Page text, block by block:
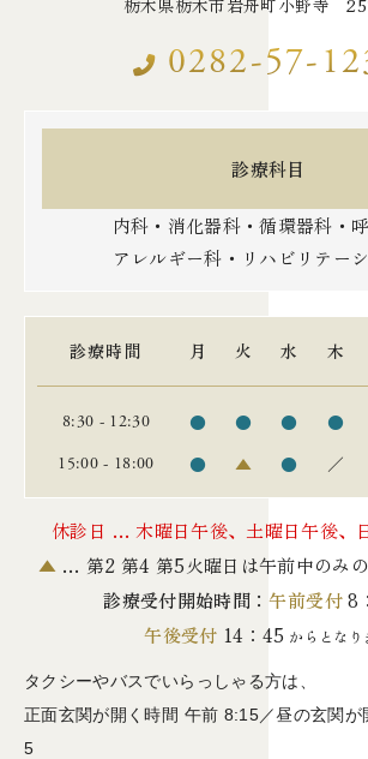
0282-57-
診療科目
内科・消化器科・循環器科・
アレルギー科・リハビリテー
診療時間 月 火 水 木
8:30 - 12:30 ● ● ● ●
15:00 - 18:00 ● ▲ ● ／
休診日 … 木曜日午後、土曜日午後、
▲ … 第2 第4 第5火曜日は午前中のみ
診療受付開始時間：午前受付8
午後受付 14：45 からとなり
タクシーやバスでいらっしゃる方は、
正面玄関が開く時間 午前 8:15／昼の玄関
5